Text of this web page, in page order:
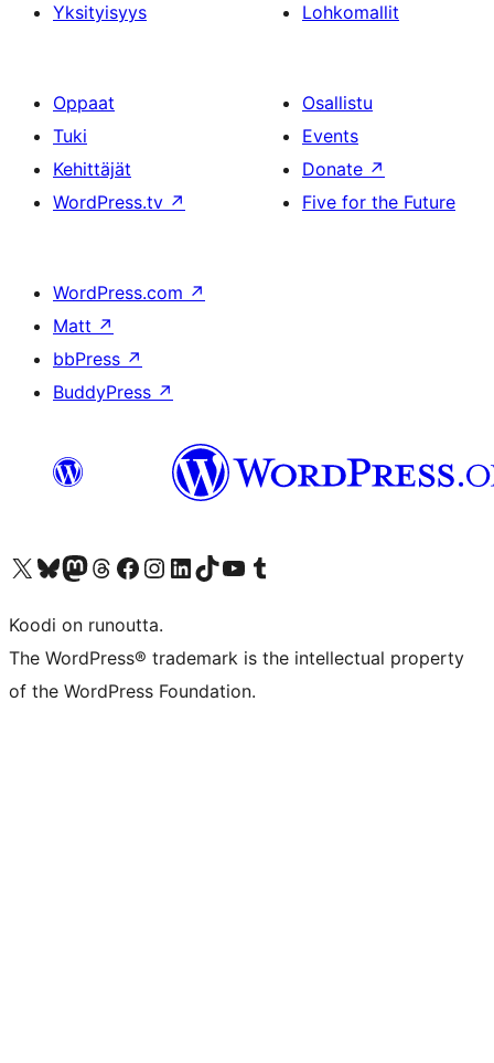
Yksityisyys
Lohkomallit
Oppaat
Tuki
Kehittäjät
WordPress.tv ↗
Osallistu
Events
Donate ↗
Five for the Future
WordPress.com ↗
Matt ↗
bbPress ↗
BuddyPress ↗
Visit our X (formerly Twitter) account
Visit our Bluesky account
Visit our Mastodon account
Visit our Threads account
Visit our Facebook page
Visit our Instagram account
Visit our LinkedIn account
Visit our TikTok account
Näytä YouTube-kanava
Visit our Tumblr account
Koodi on runoutta.
The WordPress® trademark is the intellectual property
of the WordPress Foundation.